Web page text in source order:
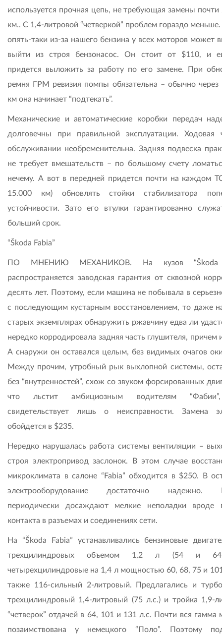
используется прочная цепь, не требующая замены почти
км.. С 1,4-литровой “четверкой” проблем гораздо
опять-таки из-за нашего бензина у всех моторов может
выйти из строя бензонасос. Он стоит от $110, и
придется выложить за работу по его замене. При
ремня ГРМ ревизия помпы обязательна – обычно через
км она начинает “подтекать”.
Механические и автоматические коробки передач
долговечны при правильной эксплуатации. Ходовая
обслуживании необременительна. Задняя подвеска
не требует вмешательств – по большому счету
нечему. А вот в передней придется почти на каждом
15.000 км) обновлять стойки стабилизатора
устойчивости. Зато его втулки гарантированно
больший срок.
“Škoda Fabia”
ПО МНЕНИЮ МЕХАНИКОВ. На кузов “Škoda
распространяется заводская гарантия от сквозной
десять лет. Поэтому, если машина не побывала в
с последующим кустарным восстановлением, то даже
старых экземплярах обнаружить ржавчину едва ли
нередко корродировала задняя часть глушителя, причем
А снаружи он оставался целым, без видимых очагов
Между прочим, утробный рык выхлопной системы,
без “внутренностей”, схож со звуком форсированных
что льстит амбициозным водителям
свидетельствует лишь о неисправности. Замена
обойдется в $235.
Нередко нарушалась работа системы вентиляции –
строя электропривод заслонок. В этом случае
микроклимата в салоне “Fabia” обходится в $250. В
электрооборудование достаточно надежно.
периодически досаждают мелкие неполадки вроде
контакта в разъемах и соединениях сети.
На “Škoda Fabia” устанавливались бензиновые
трехцилиндровых объемом 1,2 л (54 и
четырехцилиндровые на 1,4 л мощностью 60, 68, 75 и
также 116-сильный 2-литровый. Предлагались и
трехцилиндровый 1,4-литровый (75 л.с.) и тройка 1,9-
“четверок” отдачей в 64, 101 и 131 л.с. Почти вся гамма
позаимствована у немецкого “Поло”. Поэтому